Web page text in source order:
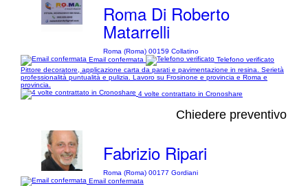
Roma Di Roberto
Matarrelli
Roma (Roma) 00159 Collatino
Email confermata
Telefono verificato
Pittore decoratore, applicazione carta da parati e pavimentazione in resina. Serietà
professionalità puntualità e pulizia. Lavoro su Frosinone e provincia e Roma e
provincia.
4 volte contrattato in Cronoshare
Chiedere preventivo
Fabrizio Ripari
Roma (Roma) 00177 Gordiani
Email confermata